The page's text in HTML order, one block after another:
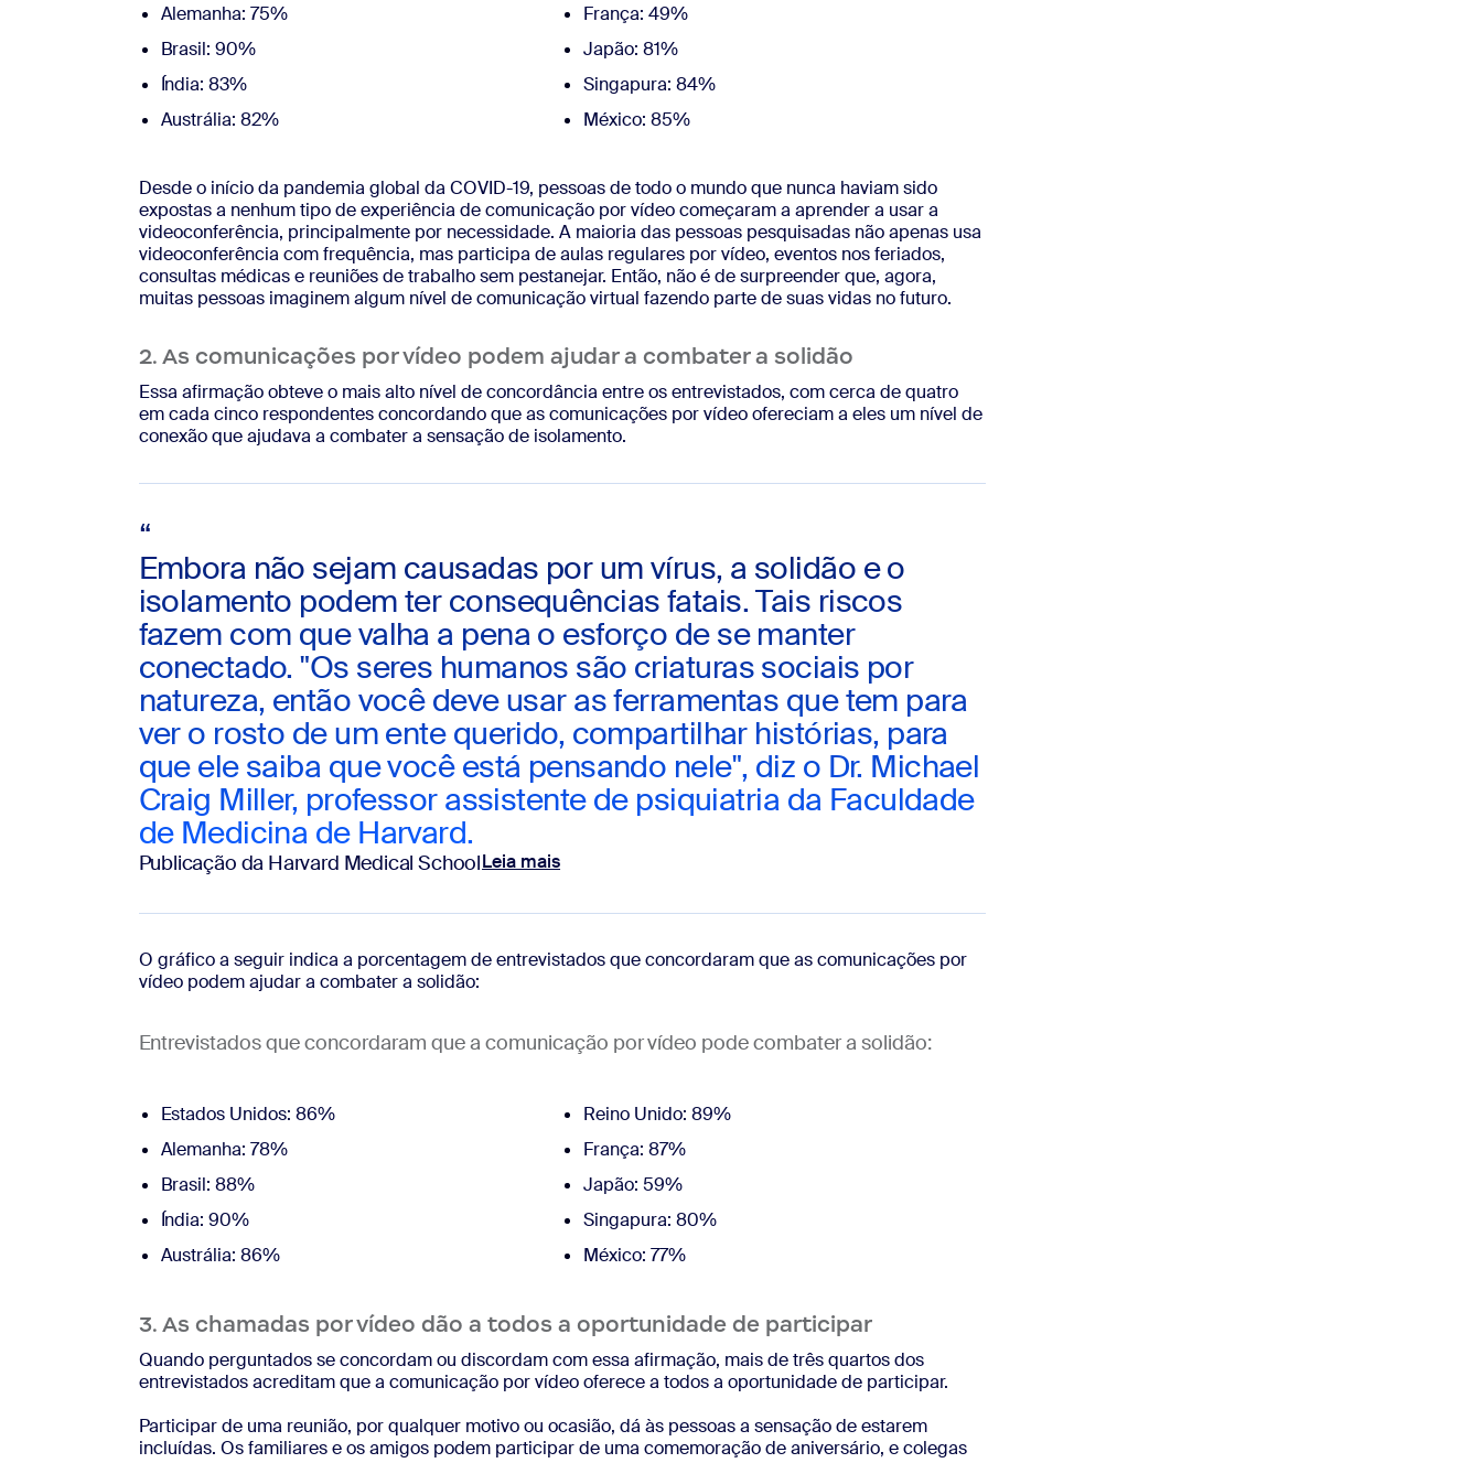
Alemanha: 75%
França: 49%
Brasil: 90%
Japão: 81%
Índia: 83%
Singapura: 84%
Austrália: 82%
México: 85%
Desde o início da pandemia global da COVID-19, pessoas de todo o mundo que nunca haviam sido
expostas a nenhum tipo de experiência de comunicação por vídeo começaram a aprender a usar a
videoconferência, principalmente por necessidade. A maioria das pessoas pesquisadas não apenas usa
videoconferência com frequência, mas participa de aulas regulares por vídeo, eventos nos feriados,
consultas médicas e reuniões de trabalho sem pestanejar. Então, não é de surpreender que, agora,
muitas pessoas imaginem algum nível de comunicação virtual fazendo parte de suas vidas no futuro.
2. As comunicações por vídeo podem ajudar a combater a solidão
Essa afirmação obteve o mais alto nível de concordância entre os entrevistados, com cerca de quatro
em cada cinco respondentes concordando que as comunicações por vídeo ofereciam a eles um nível de
conexão que ajudava a combater a sensação de isolamento.
“
Embora não sejam causadas por um vírus, a solidão e o
isolamento podem ter consequências fatais. Tais riscos
fazem com que valha a pena o esforço de se manter
conectado. "Os seres humanos são criaturas sociais por
natureza, então você deve usar as ferramentas que tem para
ver o rosto de um ente querido, compartilhar histórias, para
que ele saiba que você está pensando nele", diz o Dr. Michael
Craig Miller, professor assistente de psiquiatria da Faculdade
de Medicina de Harvard.
Publicação da Harvard Medical SchoolLeia mais
O gráfico a seguir indica a porcentagem de entrevistados que concordaram que as comunicações por
vídeo podem ajudar a combater a solidão:
Entrevistados que concordaram que a comunicação por vídeo pode combater a solidão:
Estados Unidos: 86%
Reino Unido: 89%
Alemanha: 78%
França: 87%
Brasil: 88%
Japão: 59%
Índia: 90%
Singapura: 80%
Austrália: 86%
México: 77%
3. As chamadas por vídeo dão a todos a oportunidade de participar
Quando perguntados se concordam ou discordam com essa afirmação, mais de três quartos dos
entrevistados acreditam que a comunicação por vídeo oferece a todos a oportunidade de participar.
Participar de uma reunião, por qualquer motivo ou ocasião, dá às pessoas a sensação de estarem
incluídas. Os familiares e os amigos podem participar de uma comemoração de aniversário, e colegas